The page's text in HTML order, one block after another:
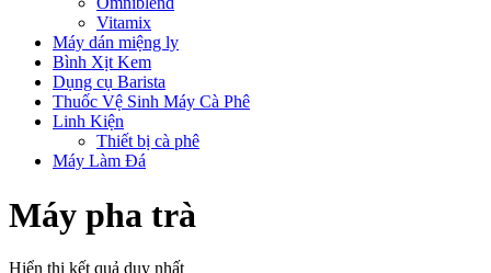
Vitamix
Máy dán miệng ly
Bình Xịt Kem
Dụng cụ Barista
Thuốc Vệ Sinh Máy Cà Phê
Linh Kiện
Thiết bị cà phê
Máy Làm Đá
Máy pha trà
Hiển thị kết quả duy nhất